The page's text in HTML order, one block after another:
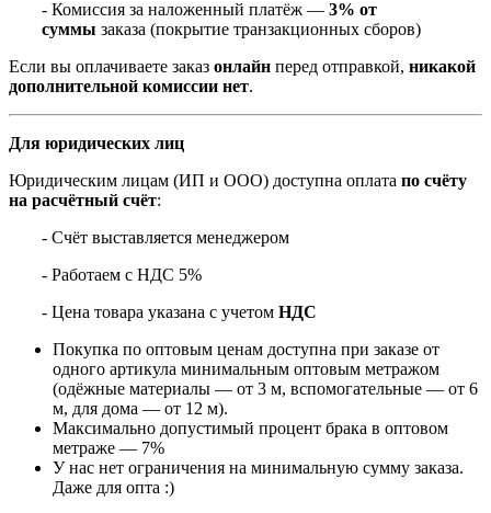
- Комиссия за наложенный платёж — 3% от
суммы заказа (покрытие транзакционных сборов)
Если вы оплачиваете заказ онлайн перед отправкой, никакой
дополнительной комиссии нет.
Для юридических лиц
Юридическим лицам (ИП и ООО) доступна оплата по счёту
на расчётный счёт:
- Счёт выставляется менеджером
- Работаем с НДС 5%
- Цена товара указана с учетом НДС
Покупка по оптовым ценам доступна при заказе от
одного артикула минимальным оптовым метражом
(одёжные материалы — от 3 м, вспомогательные — от 6
м, для дома — от 12 м).
Максимально допустимый процент брака в оптовом
метраже — 7%
У нас нет ограничения на минимальную сумму заказа.
Даже для опта :)